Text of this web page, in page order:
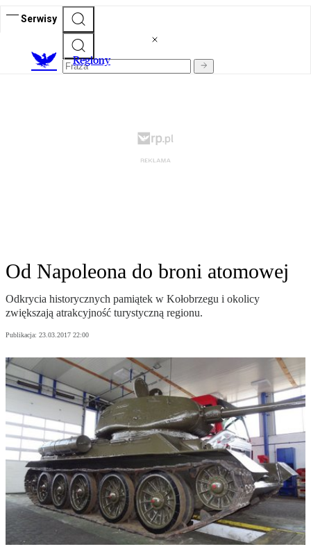
Serwisy
Regiony
Od Napoleona do broni atomowej
Odkrycia historycznych pamiątek w Kołobrzegu i okolicy
zwiększają atrakcyjność turystyczną regionu.
Publikacja: 23.03.2017 22:00